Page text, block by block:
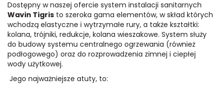
Dostępny w naszej ofercie system instalacji sanitarnych
Wavin Tigris to szeroka gama elementów, w skład których
wchodzą elastyczne i wytrzymałe rury, a także kształtki:
kolana, trójniki, redukcje, kolana wieszakowe. System służy
do budowy systemu centralnego ogrzewania (również
podłogowego) oraz do rozprowadzenia zimnej i ciepłej
wody użytkowej.
Jego najważniejsze atuty, to: